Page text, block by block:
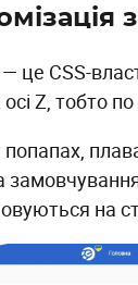
це CSS-
Z, тобто по
попапах,
на